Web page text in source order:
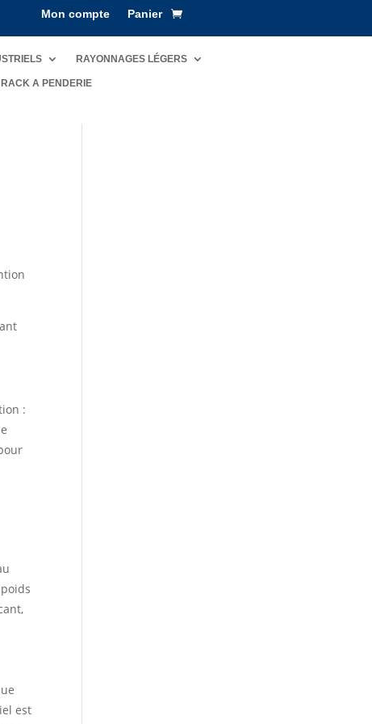
Mon compte Panier
RAYONNAGES LÉGERS
RACK A PENDERIE
:
est